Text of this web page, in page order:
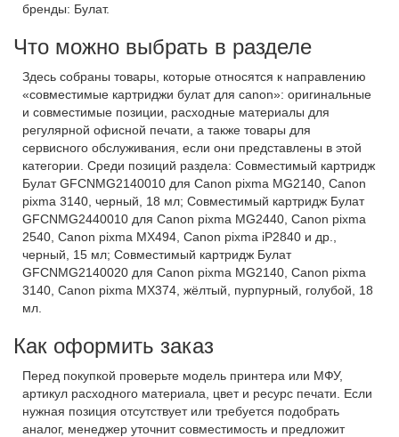
бренды: Булат.
Что можно выбрать в разделе
Здесь собраны товары, которые относятся к направлению
«совместимые картриджи булат для canon»: оригинальные
и совместимые позиции, расходные материалы для
регулярной офисной печати, а также товары для
сервисного обслуживания, если они представлены в этой
категории. Среди позиций раздела: Совместимый картридж
Булат GFCNMG2140010 для Canon pixma MG2140, Canon
pixma 3140, черный, 18 мл; Совместимый картридж Булат
GFCNMG2440010 для Canon pixma MG2440, Canon pixma
2540, Canon pixma MX494, Canon pixma iP2840 и др.,
черный, 15 мл; Совместимый картридж Булат
GFCNMG2140020 для Canon pixma MG2140, Canon pixma
3140, Canon pixma MX374, жёлтый, пурпурный, голубой, 18
мл.
Как оформить заказ
Перед покупкой проверьте модель принтера или МФУ,
артикул расходного материала, цвет и ресурс печати. Если
нужная позиция отсутствует или требуется подобрать
аналог, менеджер уточнит совместимость и предложит